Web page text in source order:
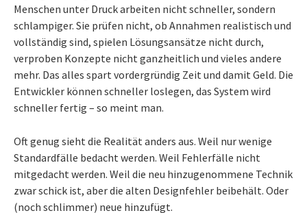
Menschen unter Druck arbeiten nicht schneller, sondern
schlampiger. Sie prüfen nicht, ob Annahmen realistisch und
vollständig sind, spielen Lösungsansätze nicht durch,
verproben Konzepte nicht ganzheitlich und vieles andere
mehr. Das alles spart vordergründig Zeit und damit Geld. Die
Entwickler können schneller loslegen, das System wird
schneller fertig – so meint man.
Oft genug sieht die Realität anders aus. Weil nur wenige
Standardfälle bedacht werden. Weil Fehlerfälle nicht
mitgedacht werden. Weil die neu hinzugenommene Technik
zwar schick ist, aber die alten Designfehler beibehält. Oder
(noch schlimmer) neue hinzufügt.